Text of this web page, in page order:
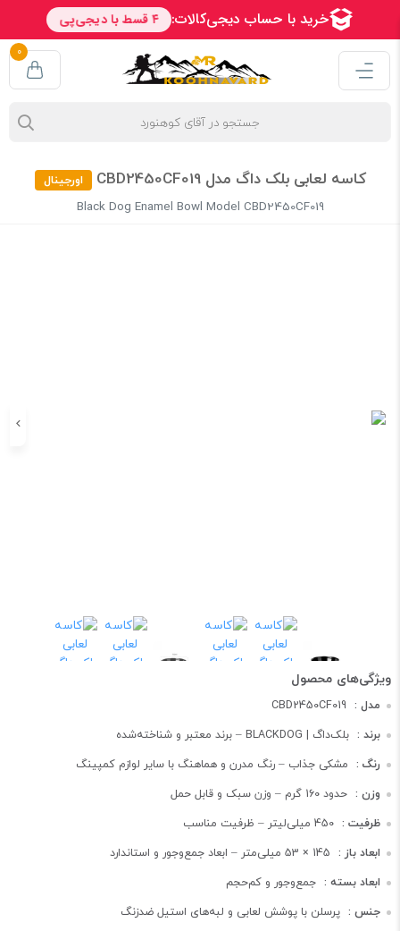
0
کاسه لعابی بلک داگ مدل CBD2450CF019 اورجینال
Black Dog Enamel Bowl Model CBD2450CF019
مدل : CBD2450CF019
برند : بلک‌داگ | BLACKDOG – برند معتبر و شناخته‌شده
رنگ : مشکی جذاب – رنگ مدرن و هماهنگ با سایر لوازم کمپینگ
وزن : حدود 160 گرم – وزن سبک و قابل حمل
ظرفیت : 450 میلی‌لیتر – ظرفیت مناسب
ابعاد باز : 145 × 53 میلی‌متر – ابعاد جمع‌وجور و استاندارد
ابعاد بسته : جمع‌وجور و کم‌حجم
جنس : پرسلن با پوشش لعابی و لبه‌های استیل ضدزنگ